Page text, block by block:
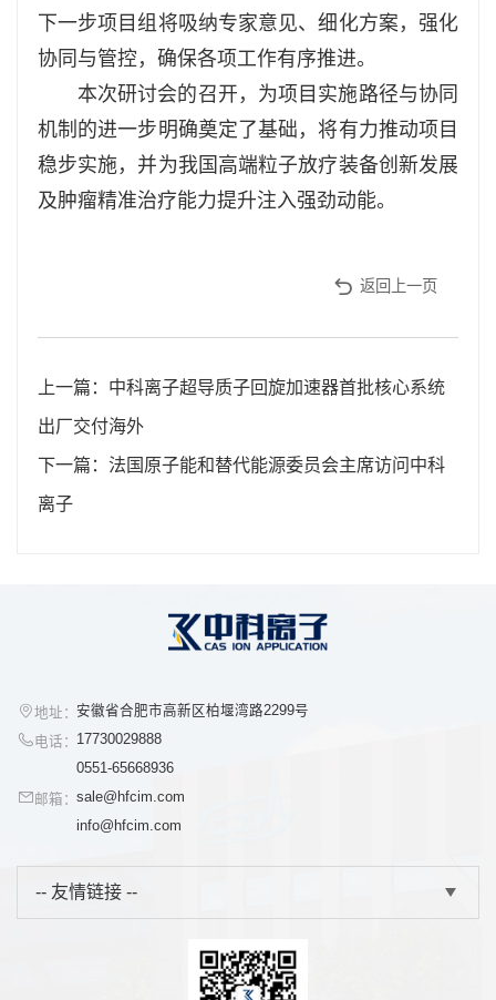
下一步项目组将吸纳专家意见、细化方案，强化
协同与管控，确保各项工作有序推进。
本次研讨会的召开，为项目实施路径与协同
机制的进一步明确奠定了基础，将有力推动项目
稳步实施，并为我国高端粒子放疗装备创新发展
及肿瘤精准治疗能力提升注入强劲动能。
返回上一页
上一篇：中科离子超导质子回旋加速器首批核心系统
出厂交付海外
下一篇：法国原子能和替代能源委员会主席访问中科
离子
地址：安徽省合肥市高新区柏堰湾路2299号
电话： 17730029888
0551-65668936
邮箱：sale@hfcim.com
info@hfcim.com